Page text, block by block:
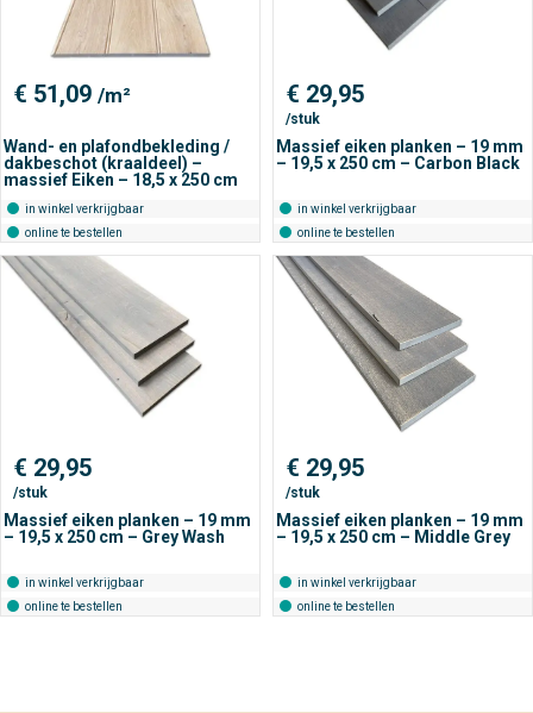
€ 51,09 /m²
Wand- en plafondbekleding /
dakbeschot (kraaldeel) –
massief Eiken – 18,5 x 250 cm
in winkel verkrijgbaar
online te bestellen
€ 29,95
/stuk
Massief eiken planken – 19 mm
– 19,5 x 250 cm – Carbon Black
in winkel verkrijgbaar
online te bestellen
€ 29,95
/stuk
Massief eiken planken – 19 mm
– 19,5 x 250 cm – Grey Wash
in winkel verkrijgbaar
online te bestellen
€ 29,95
/stuk
Massief eiken planken – 19 mm
– 19,5 x 250 cm – Middle Grey
in winkel verkrijgbaar
online te bestellen